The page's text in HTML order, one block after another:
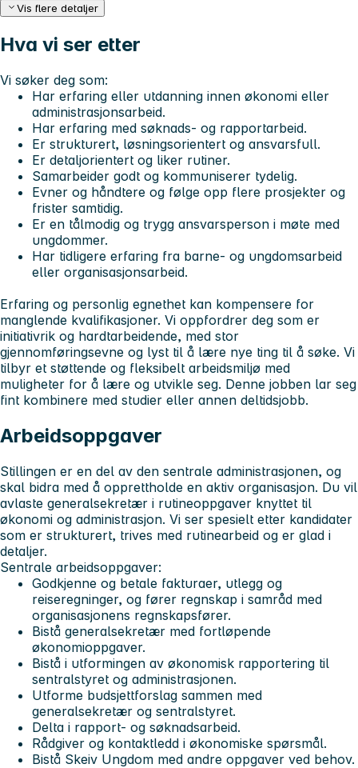
Vis flere detaljer
Hva vi ser etter
Vi søker deg som:
Har erfaring eller utdanning innen økonomi eller
administrasjonsarbeid.
Har erfaring med søknads- og rapportarbeid.
Er strukturert, løsningsorientert og ansvarsfull.
Er detaljorientert og liker rutiner.
Samarbeider godt og kommuniserer tydelig.
Evner og håndtere og følge opp flere prosjekter og
frister samtidig.
Er en tålmodig og trygg ansvarsperson i møte med
ungdommer.
Har tidligere erfaring fra barne- og ungdomsarbeid
eller organisasjonsarbeid.
Erfaring og personlig egnethet kan kompensere for
manglende kvalifikasjoner. Vi oppfordrer deg som er
initiativrik og hardtarbeidende, med stor
gjennomføringsevne og lyst til å lære nye ting til å søke. Vi
tilbyr et støttende og fleksibelt arbeidsmiljø med
muligheter for å lære og utvikle seg. Denne jobben lar seg
fint kombinere med studier eller annen deltidsjobb.
Arbeidsoppgaver
Stillingen er en del av den sentrale administrasjonen, og
skal bidra med å opprettholde en aktiv organisasjon. Du vil
avlaste generalsekretær i rutineoppgaver knyttet til
økonomi og administrasjon. Vi ser spesielt etter kandidater
som er strukturert, trives med rutinearbeid og er glad i
detaljer.
Sentrale arbeidsoppgaver:
Godkjenne og betale fakturaer, utlegg og
reiseregninger, og fører regnskap i samråd med
organisasjonens regnskapsfører.
Bistå generalsekretær med fortløpende
økonomioppgaver.
Bistå i utformingen av økonomisk rapportering til
sentralstyret og administrasjonen.
Utforme budsjettforslag sammen med
generalsekretær og sentralstyret.
Delta i rapport- og søknadsarbeid.
Rådgiver og kontaktledd i økonomiske spørsmål.
Bistå Skeiv Ungdom med andre oppgaver ved behov.